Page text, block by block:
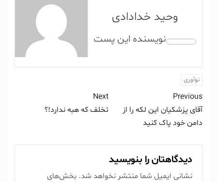
وحید خدادادی
نوآوری
Previous
آقای پزشکیان این لکه را از
دامن خود پاک کنید
Next
تخلف که هبه ندارد!؟
دیدگاهتان را بنویسید
نشانی ایمیل شما منتشر نخواهد شد. بخش‌های